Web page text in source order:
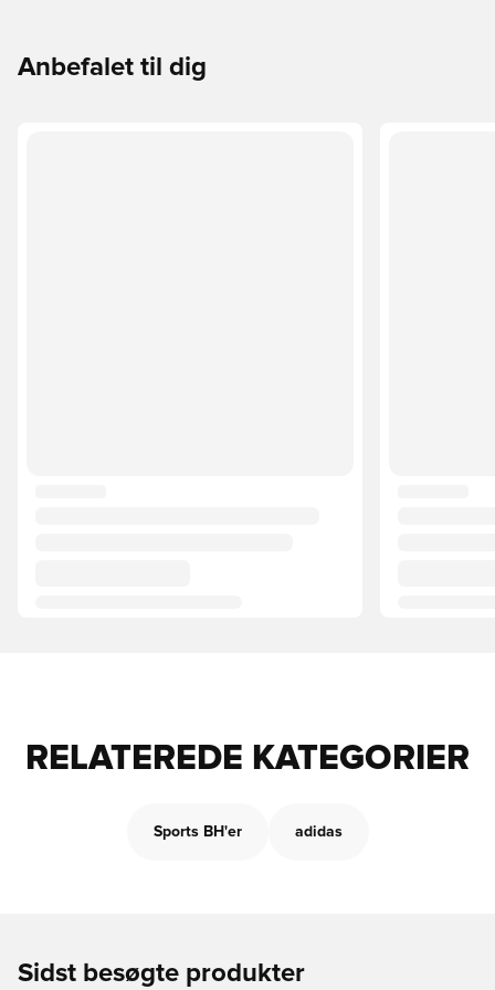
Anbefalet til dig
RELATEREDE KATEGORIER
Sports BH'er adidas
Sidst besøgte produkter